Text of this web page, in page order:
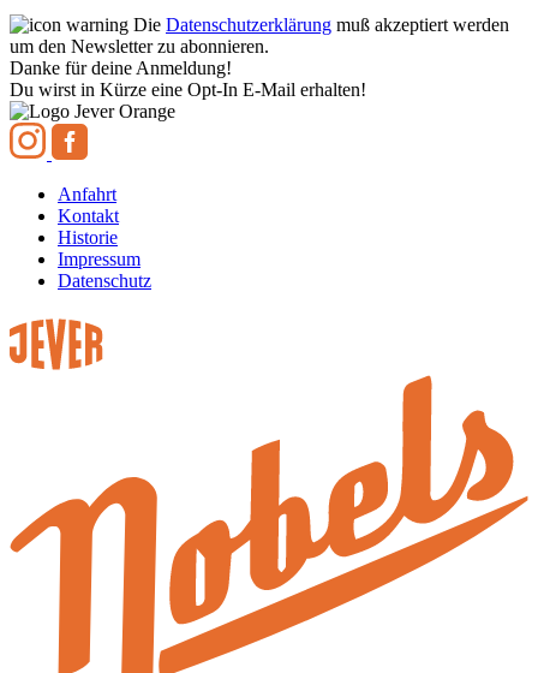
Die Datenschutzerklärung muß akzeptiert werden
um den Newsletter zu abonnieren.
Danke für deine Anmeldung!
Du wirst in Kürze eine Opt-In E-Mail erhalten!
Anfahrt
Kontakt
Historie
Impressum
Datenschutz